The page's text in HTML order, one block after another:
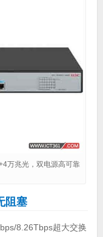
万兆光，双电源高可靠
阻塞
8.26Tbps超大交换